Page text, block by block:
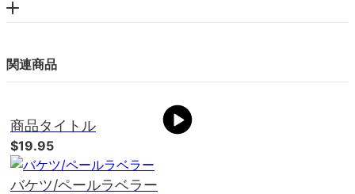
関連商品
商品タイトル
$19.95
バケツ/ペールラベラー